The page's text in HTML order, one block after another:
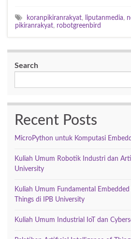
koranpikiranrakyat, liputanmedia,
pikiranrakyat, robotgreenbird
Search
Recent Posts
MicroPython untuk Komputasi
Kuliah Umum Robotik Industri dan
University
Kuliah Umum Fundamental
Things di IPB University
Kuliah Umum Industrial IoT dan